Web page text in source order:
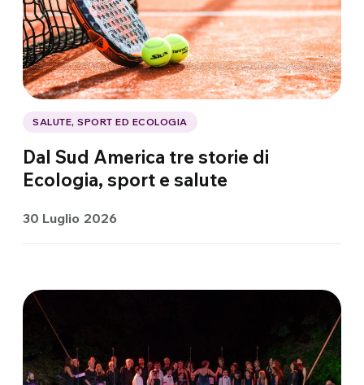
SALUTE, SPORT ED ECOLOGIA
Dal Sud America tre storie di
Ecologia, sport e salute
30 Luglio 2026